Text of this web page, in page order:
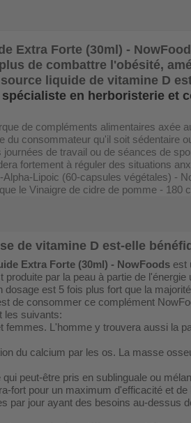
Extra Forte (30ml) -
de combattre l'obésité,
liquide de vitamine D
en herboristerie et
de compléments alimentaires axée
du consommateur qu'il soit sédentaire
journées de travail ou de séances de
fortement à réguler des situations
Lipoic (60-capsules végétales) -
le Vinaigre de cidre de pomme - 180
de vitamine D est-elle
Extra Forte (30ml) - NowFoods est
produite par la peau à partie de
dosage est 5 fois plus fort que la
de consommer ce complément
les suivants:
femmes. L'homme y trouvera aussi la
du calcium par les os. La masse
qui peut-être pris en sublinguale ou
fort pour un maximum d'efficacité et
par jour ayant des besoins au-dessus